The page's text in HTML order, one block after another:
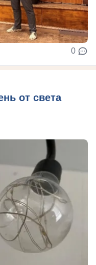
0
от света